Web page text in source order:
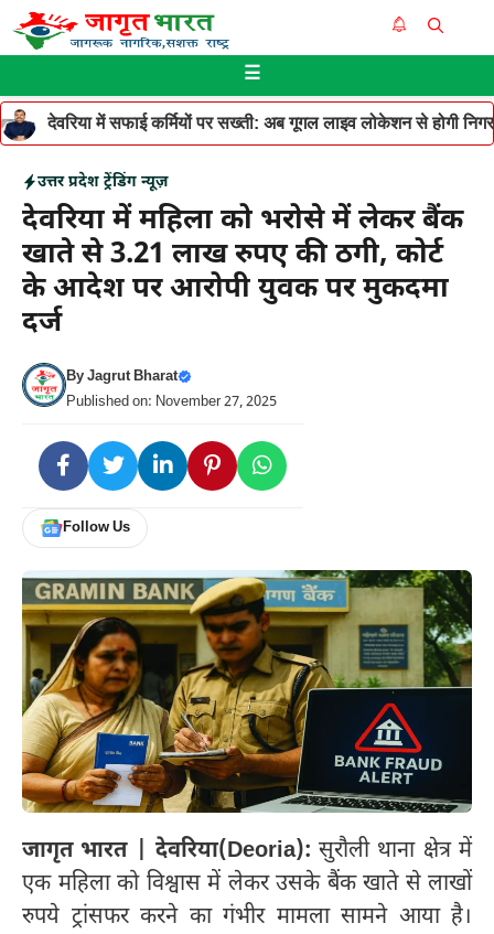
Skip
to
☰
देवरिया में सफाई कर्मियों पर सख्ती: अब गूगल लाइव लोकेशन से होगी
उत्तर प्रदेश ट्रेंडिंग न्यूज़
देवरिया में महिला को भरोसे में लेकर बैंक
खाते से 3.21 लाख रुपए की ठगी, कोर्ट
के आदेश पर आरोपी युवक पर मुकदमा
दर्ज
ByJagrut Bharat
Published on: November 27, 2025
Follow Us
जागृत भारत | देवरिया(Deoria): सुरौली थाना क्षेत्र में
एक महिला को विश्वास में लेकर उसके बैंक खाते से लाखों
रुपये ट्रांसफर करने का गंभीर मामला सामने आया है।